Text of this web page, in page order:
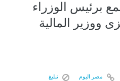
برئيس الوزراء
ووزير المالية
مصر اليوم تبليغ